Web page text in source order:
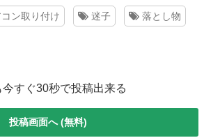
コン取り付け 迷子 落とし物
今すぐ30秒で投稿出来る
投稿画面へ (無料)